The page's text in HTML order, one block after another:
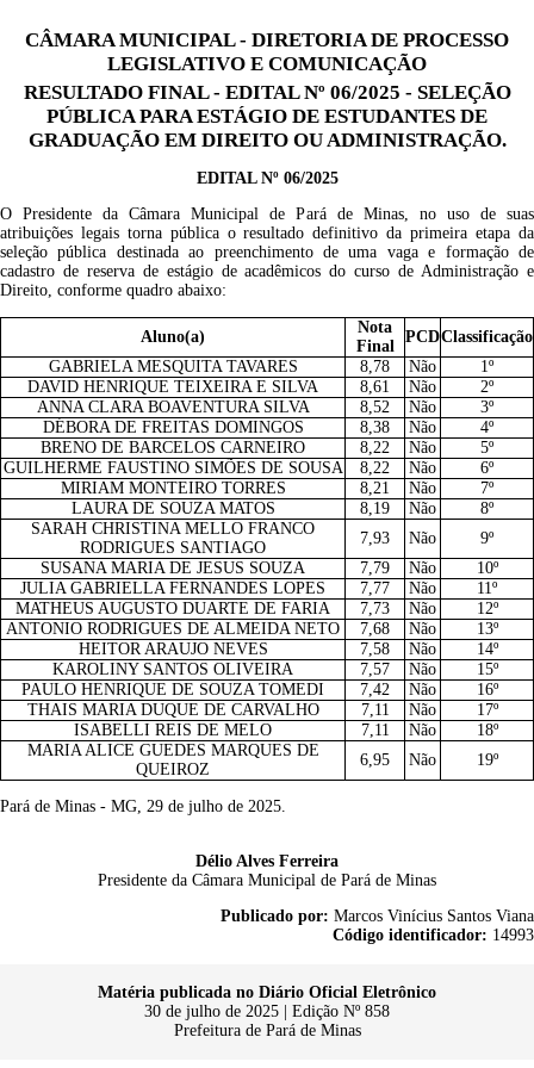
CÂMARA MUNICIPAL - DIRETORIA DE PROCESSO
LEGISLATIVO E COMUNICAÇÃO
RESULTADO FINAL - EDITAL Nº 06/2025 - SELEÇÃO
PÚBLICA PARA ESTÁGIO DE ESTUDANTES DE
GRADUAÇÃO EM DIREITO OU ADMINISTRAÇÃO.
EDITAL Nº 06/2025
O Presidente da Câmara Municipal de Pará de Minas, no uso de suas
atribuições legais torna pública o resultado definitivo da primeira etapa da
seleção pública destinada ao preenchimento de uma vaga e formação de
cadastro de reserva de estágio de acadêmicos do curso de Administração e
Direito, conforme quadro abaixo:
Aluno(a)
Nota
Final
PCDClassificação
GABRIELA MESQUITA TAVARES
8,78 Não
1º
DAVID HENRIQUE TEIXEIRA E SILVA
8,61 Não
2º
ANNA CLARA BOAVENTURA SILVA
8,52 Não
3º
DÉBORA DE FREITAS DOMINGOS
8,38 Não
4º
BRENO DE BARCELOS CARNEIRO
8,22 Não
5º
GUILHERME FAUSTINO SIMÕES DE SOUSA
8,22 Não
6º
MIRIAM MONTEIRO TORRES
8,21 Não
7º
LAURA DE SOUZA MATOS
8,19 Não
8º
SARAH CHRISTINA MELLO FRANCO
RODRIGUES SANTIAGO
7,93 Não
9º
SUSANA MARIA DE JESUS SOUZA
7,79 Não
10º
JULIA GABRIELLA FERNANDES LOPES
7,77 Não
11º
MATHEUS AUGUSTO DUARTE DE FARIA
7,73 Não
12º
ANTONIO RODRIGUES DE ALMEIDA NETO
7,68 Não
13º
HEITOR ARAUJO NEVES
7,58 Não
14º
KAROLINY SANTOS OLIVEIRA
7,57 Não
15º
PAULO HENRIQUE DE SOUZA TOMEDI
7,42 Não
16º
THAIS MARIA DUQUE DE CARVALHO
7,11 Não
17º
ISABELLI REIS DE MELO
7,11 Não
18º
MARIA ALICE GUEDES MARQUES DE
QUEIROZ
6,95 Não 19º
Pará de Minas - MG, 29 de julho de 2025.
Délio Alves Ferreira
Presidente da Câmara Municipal de Pará de Minas
Publicado por: Marcos Vinícius Santos Viana
Código identificador: 14993
Matéria publicada no Diário Oficial Eletrônico
30 de julho de 2025 | Edição Nº 858
Prefeitura de Pará de Minas